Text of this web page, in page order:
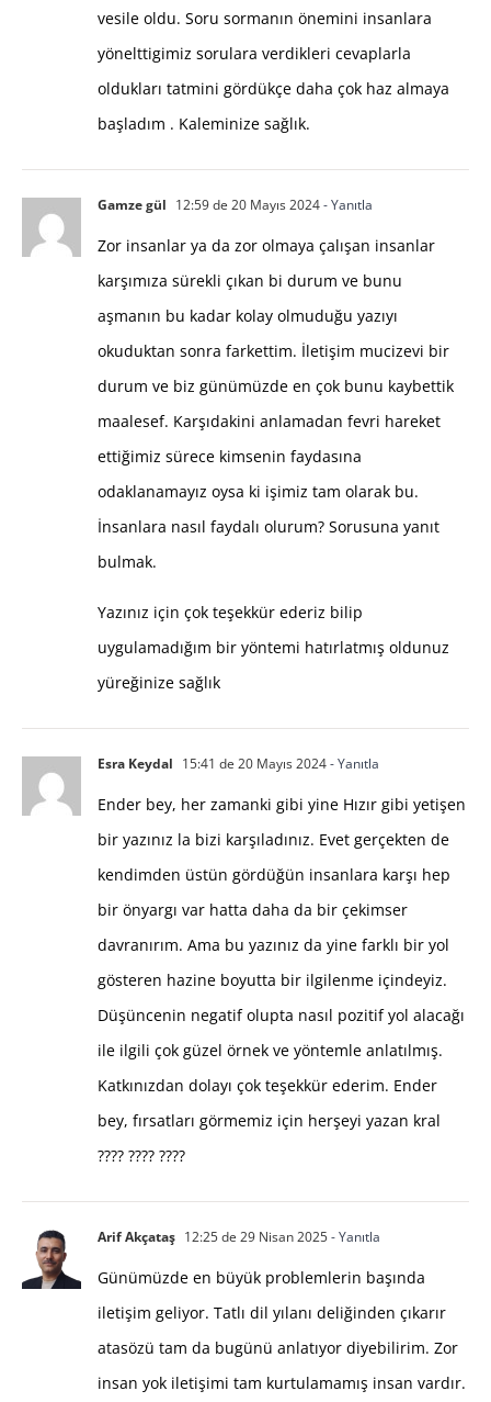
vesile oldu. Soru sormanın önemini insanlara
yönelttigimiz sorulara verdikleri cevaplarla
oldukları tatmini gördükçe daha çok haz almaya
başladım . Kaleminize sağlık.
Gamze gül 12:59 de 20 Mayıs 2024- Yanıtla
Zor insanlar ya da zor olmaya çalışan insanlar
karşımıza sürekli çıkan bi durum ve bunu
aşmanın bu kadar kolay olmuduğu yazıyı
okuduktan sonra farkettim. İletişim mucizevi bir
durum ve biz günümüzde en çok bunu kaybettik
maalesef. Karşıdakini anlamadan fevri hareket
ettiğimiz sürece kimsenin faydasına
odaklanamayız oysa ki işimiz tam olarak bu.
İnsanlara nasıl faydalı olurum? Sorusuna yanıt
bulmak.
Yazınız için çok teşekkür ederiz bilip
uygulamadığım bir yöntemi hatırlatmış oldunuz
yüreğinize sağlık
Esra Keydal 15:41 de 20 Mayıs 2024- Yanıtla
Ender bey, her zamanki gibi yine Hızır gibi yetişen
bir yazınız la bizi karşıladınız. Evet gerçekten de
kendimden üstün gördüğün insanlara karşı hep
bir önyargı var hatta daha da bir çekimser
davranırım. Ama bu yazınız da yine farklı bir yol
gösteren hazine boyutta bir ilgilenme içindeyiz.
Düşüncenin negatif olupta nasıl pozitif yol alacağı
ile ilgili çok güzel örnek ve yöntemle anlatılmış.
Katkınızdan dolayı çok teşekkür ederim. Ender
bey, fırsatları görmemiz için herşeyi yazan kral
???? ???? ????
Arif Akçataş 12:25 de 29 Nisan 2025- Yanıtla
Günümüzde en büyük problemlerin başında
iletişim geliyor. Tatlı dil yılanı deliğinden çıkarır
atasözü tam da bugünü anlatıyor diyebilirim. Zor
insan yok iletişimi tam kurtulamamış insan vardır.